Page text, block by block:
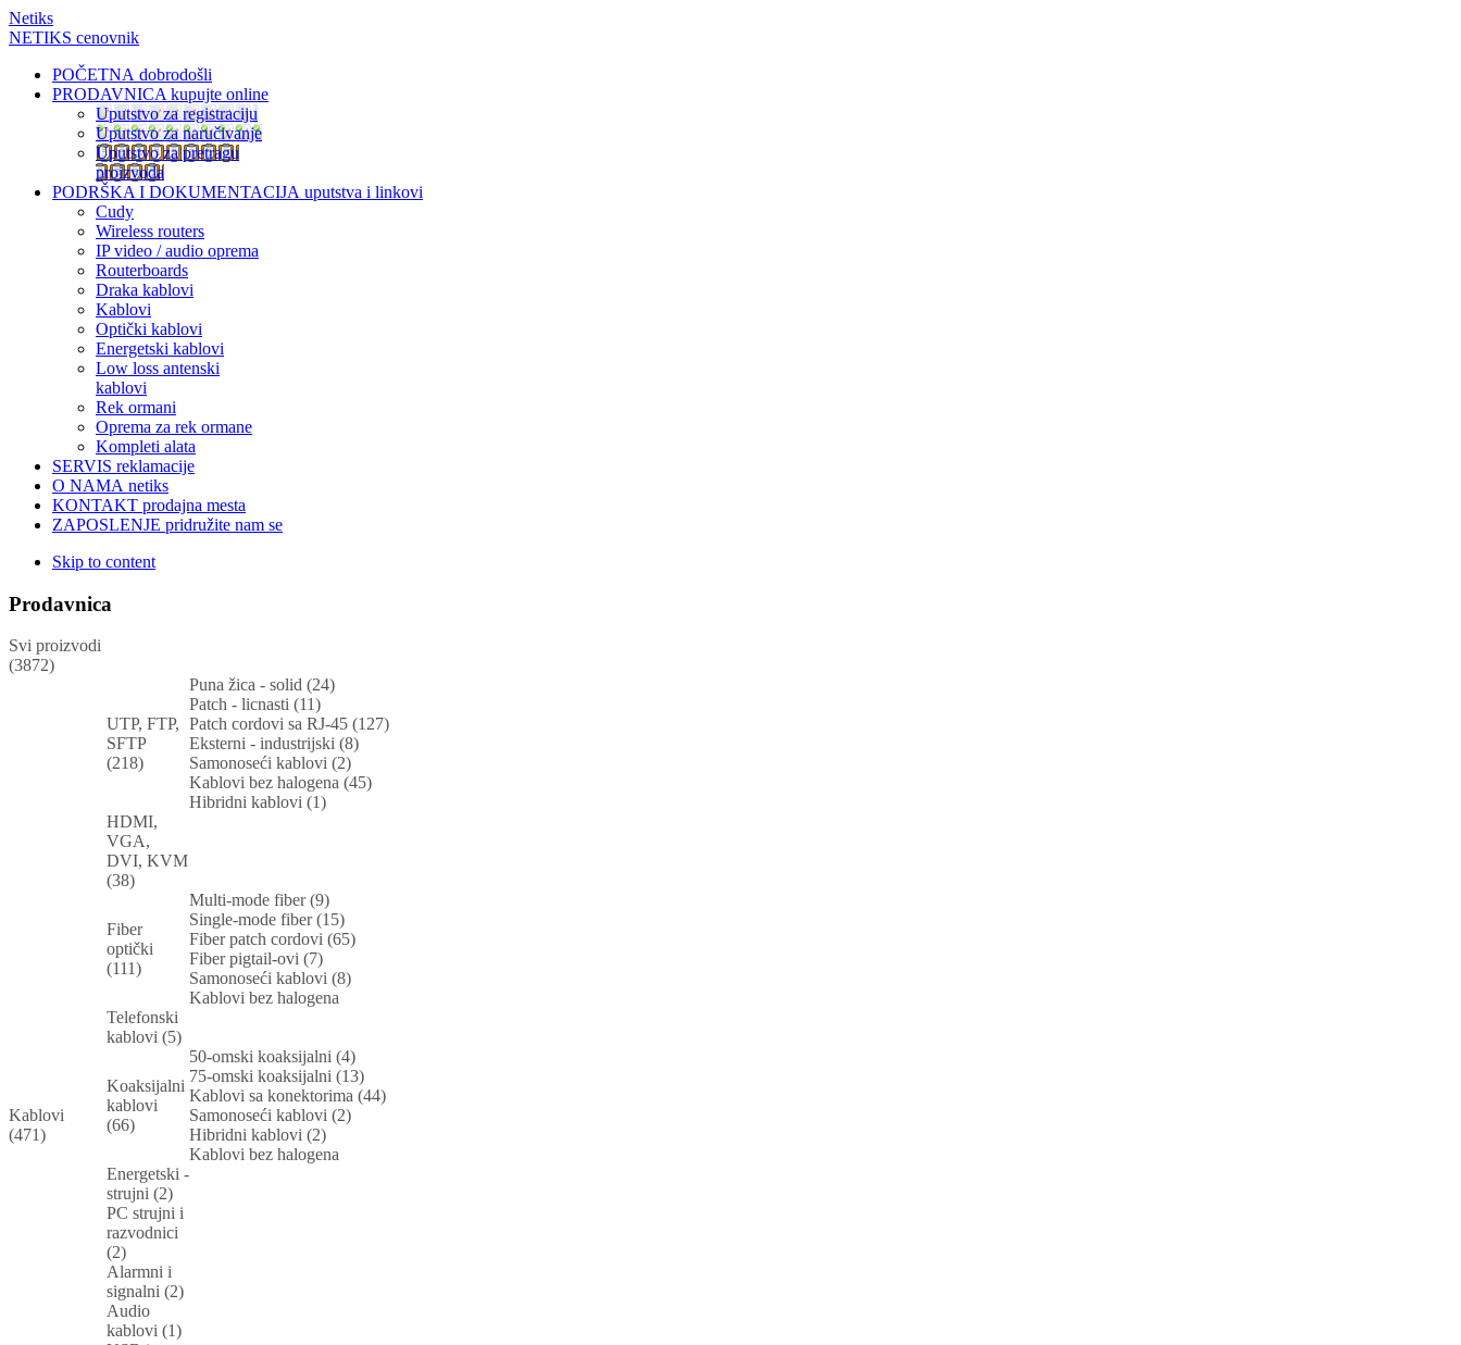
Netiks
NETIKS cenovnik
POČETNA dobrodošli
PRODAVNICA kupujte online
Uputstvo za registraciju
Uputstvo za naručivanje
Uputstvo za pretragu
proizvoda
PODRŠKA I DOKUMENTACIJA uputstva i linkovi
Cudy
Wireless routers
IP video / audio oprema
Routerboards
Draka kablovi
Kablovi
Optički kablovi
Energetski kablovi
Low loss antenski
kablovi
Rek ormani
Oprema za rek ormane
Kompleti alata
SERVIS reklamacije
O NAMA netiks
KONTAKT prodajna mesta
ZAPOSLENJE pridružite nam se
Skip to content
Prodavnica
Svi proizvodi
(3872)
Kablovi
(471)
UTP, FTP,
SFTP
(218)
Puna žica - solid (24)
Patch - licnasti (11)
Patch cordovi sa RJ-45 (127)
Eksterni - industrijski (8)
Samonoseći kablovi (2)
Kablovi bez halogena (45)
Hibridni kablovi (1)
HDMI,
VGA,
DVI, KVM
(38)
Fiber
optički
(111)
Multi-mode fiber (9)
Single-mode fiber (15)
Fiber patch cordovi (65)
Fiber pigtail-ovi (7)
Samonoseći kablovi (8)
Kablovi bez halogena
Telefonski
kablovi (5)
Koaksijalni
kablovi
(66)
50-omski koaksijalni (4)
75-omski koaksijalni (13)
Kablovi sa konektorima (44)
Samonoseći kablovi (2)
Hibridni kablovi (2)
Kablovi bez halogena
Energetski -
strujni (2)
PC strujni i
razvodnici
(2)
Alarmni i
signalni (2)
Audio
kablovi (1)